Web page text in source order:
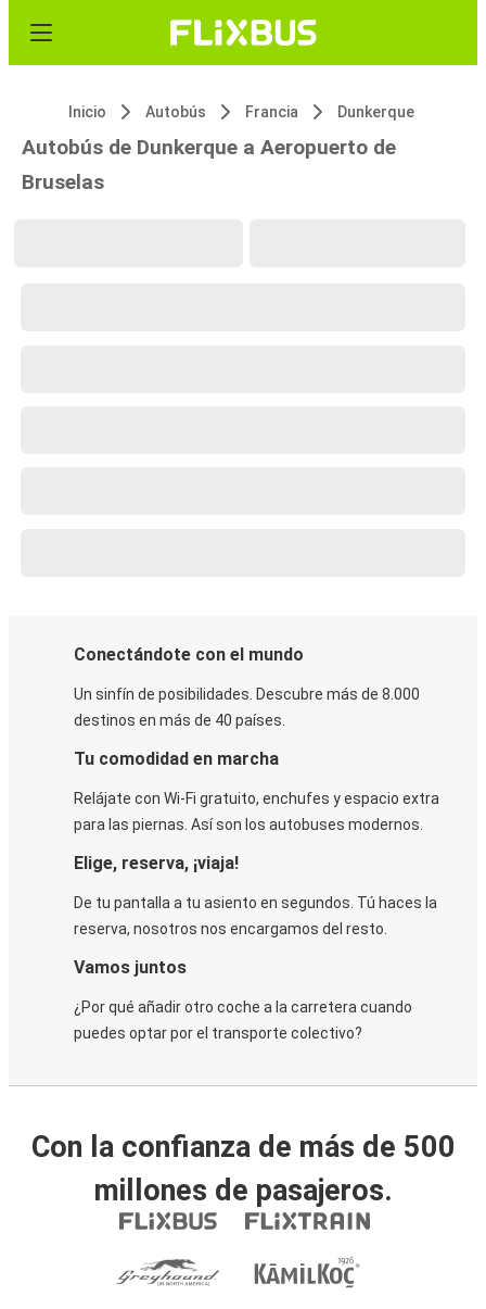
Inicio Autobús Francia Dunkerque
Autobús de Dunkerque a Aeropuerto de
Bruselas
Conectándote con el mundo
Un sinfín de posibilidades. Descubre más de 8.000
destinos en más de 40 países.
Tu comodidad en marcha
Relájate con Wi-Fi gratuito, enchufes y espacio extra
para las piernas. Así son los autobuses modernos.
Elige, reserva, ¡viaja!
De tu pantalla a tu asiento en segundos. Tú haces la
reserva, nosotros nos encargamos del resto.
Vamos juntos
¿Por qué añadir otro coche a la carretera cuando
puedes optar por el transporte colectivo?
Con la confianza de más de 500
millones de pasajeros.